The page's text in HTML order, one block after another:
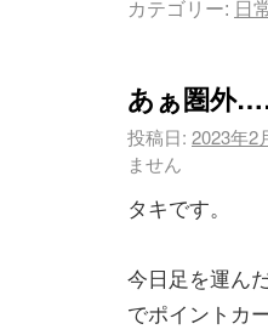
カテゴリー: 日
あぁ圏外
投稿日: 2023年2
ません
タキです。
今日足を運ん
でポイントカ